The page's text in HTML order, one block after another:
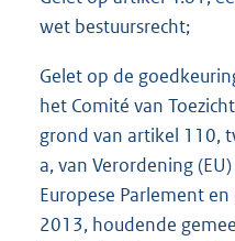
wet bestuursrecht;
Gelet op de
het Comité van
grond van artikel 110,
a, van Verordening
Europese Parlement
2013, houdende